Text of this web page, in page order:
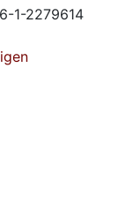
1-2279614